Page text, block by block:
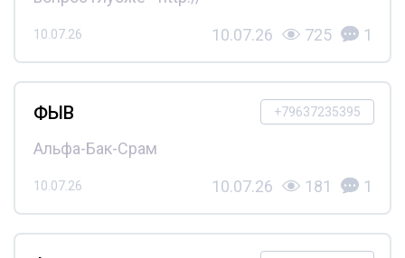
10.07.26 10.07.26 725 1
+79637235395
ФЫВ
Альфа-Бак-Срам
10.07.26 10.07.26 181 1